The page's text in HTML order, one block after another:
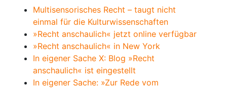
Multisensorisches Recht – taugt nicht
einmal für die Kulturwissenschaften
»Recht anschaulich« jetzt online verfügbar
»Recht anschaulich« in New York
In eigener Sache X: Blog »Recht
anschaulich« ist eingestellt
In eigener Sache: »Zur Rede vom